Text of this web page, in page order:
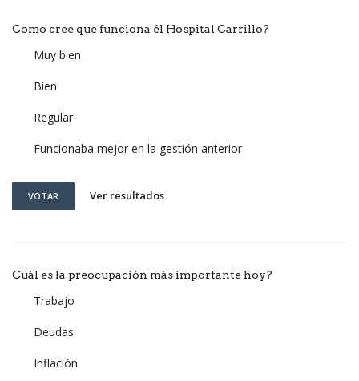
Como cree que funciona él Hospital Carrillo?
Muy bien
Bien
Regular
Funcionaba mejor en la gestión anterior
VOTAR Ver resultados
Cuál es la preocupación más importante hoy?
Trabajo
Deudas
Inflación